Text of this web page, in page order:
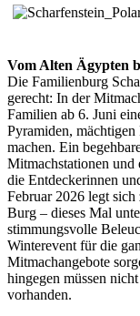
Vom Alten Ägypten
Die Familienburg
gerecht: In der
Familien ab 6. Juni
Pyramiden, mächtigen
machen. Ein
Mitmachstationen und
die Entdeckerinnen
Februar 2026 legt sich
Burg – dieses Mal
stimmungsvolle
Winterevent für die
Mitmachangebote
hingegen müssen
vorhanden.